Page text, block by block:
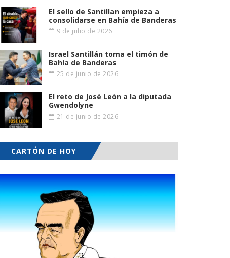
El sello de Santillan empieza a
consolidarse en Bahía de Banderas
9 de julio de 2026
Israel Santillán toma el timón de
Bahía de Banderas
25 de junio de 2026
El reto de José León a la diputada
Gwendolyne
21 de junio de 2026
CARTÓN DE HOY